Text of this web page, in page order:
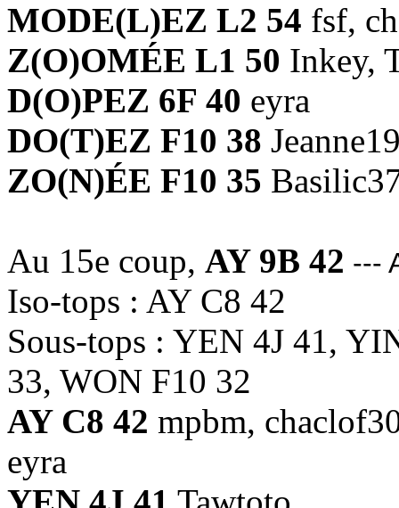
MODE(L)EZ L2 54 fsf,
Z(O)OMÉE L1 50 Inkey,
D(O)PEZ 6F 40 eyra
DO(T)EZ F10 38
ZO(N)ÉE F10 35
Au 15e coup, AY 9B 42 ---
Iso-tops : AY C8 42
Sous-tops : YEN 4J 41,
33, WON F10 32
AY C8 42 mpbm,
eyra